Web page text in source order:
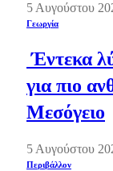
5 Αυγούστου
Γεωργία
Έντεκα
για πιο
Μεσόγειο
5 Αυγούστου
Περιβάλλον